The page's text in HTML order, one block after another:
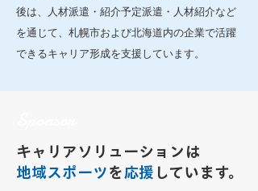
後は、人材派遣・紹介予定派遣・人材紹介など
を通じて、札幌市および北海道内の企業で活躍
できるキャリア形成を支援しています。
キャリアソリューションは
地域スポーツ を 応援 しています。